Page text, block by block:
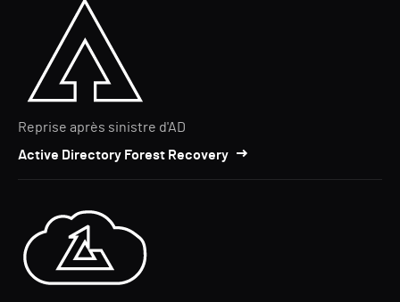
Reprise après sinistre d'AD
Active Directory Forest Recovery